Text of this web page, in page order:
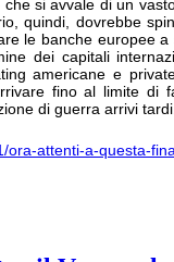
si avvale di un
quindi, dovrebbe
le banche europee
dei capitali
americane e
fino al limite di
di guerra arrivi
ora-attenti-a-questa-